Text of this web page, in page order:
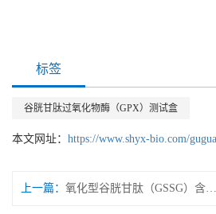
标签
谷胱甘肽过氧化物酶（GPX）测试盒
本文网址： https://www.shyx-bio.com/
上一篇：